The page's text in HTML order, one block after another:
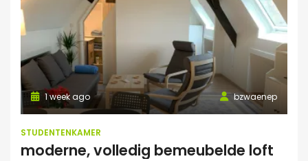
bzwaenep
1 week ago
STUDENTENKAMER
moderne, volledig bemeubelde loft